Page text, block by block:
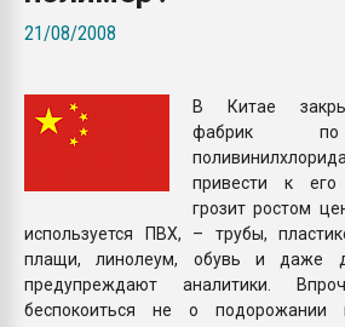
21/08/2008
В Китае
фабрик по
привести к
грозит ростом
используется ПВХ, – трубы,
плащи, линолеум, обувь и даже
предупреждают аналитики.
беспокоиться не о